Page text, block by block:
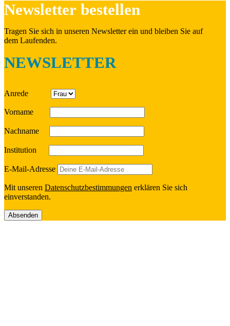
News­let­ter bestellen
Tragen Sie sich in unseren News­let­ter ein und bleiben Sie auf
dem Laufenden.
NEWSLETTER
Anrede
Vorname
Nach­name
Insti­tu­tion
E‑Mail-Adresse
Mit unseren Daten­schutz­be­stim­mun­gen erklä­ren Sie sich
einverstanden.